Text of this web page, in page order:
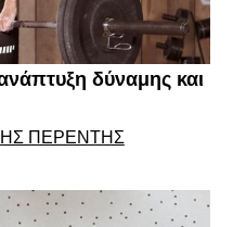
δύναμης και
ΠΕΡΕΝΤΉΣ